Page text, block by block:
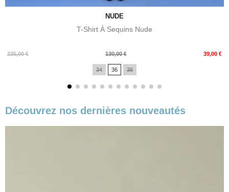
NUDE
T-Shirt À Sequins Nude
235,00 €
Prix
130,00 € 39,00 €
Prix
34 36 38
Découvrez nos dernières nouveautés